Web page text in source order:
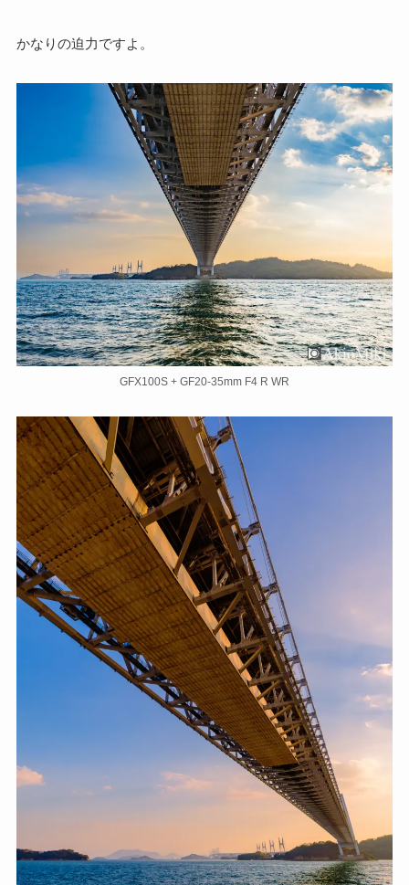
かなりの迫力ですよ。
GFX100S + GF20-35mm F4 R WR